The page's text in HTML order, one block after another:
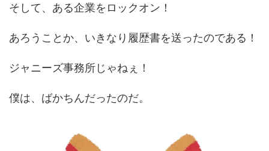
そして、ある企業をロックオン！
あろうことか、いきなり履歴書を送ったのである！
ジャニーズ事務所じゃねぇ！
僕は、ばかちんだったのだ。